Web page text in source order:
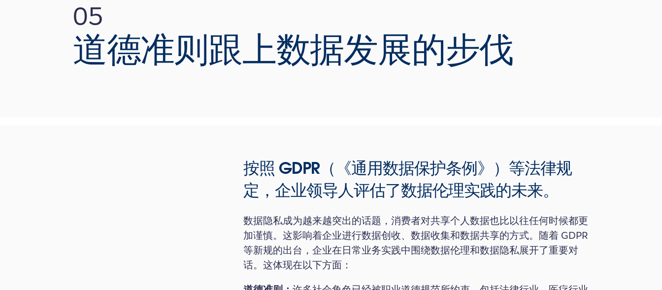
05
道德准则跟上数据发展的步伐
按照 GDPR（《通用数据保护条例》）等法律规
定，企业领导人评估了数据伦理实践的未来。
数据隐私成为越来越突出的话题，消费者对共享个人数据也比以往任何时候都更
加谨慎。这影响着企业进行数据创收、数据收集和数据共享的方式。随着 GDPR
等新规的出台，企业在日常业务实践中围绕数据伦理和数据隐私展开了重要对
话。这体现在以下方面：